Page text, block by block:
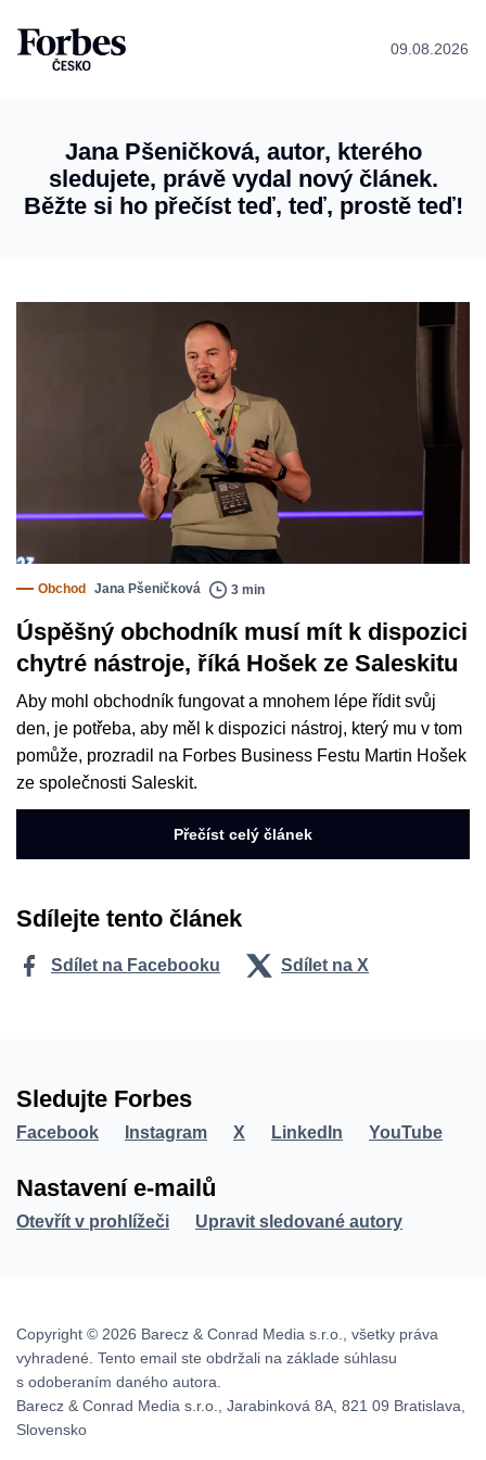
09.08.2026
Jana Pšeničková, autor, kterého
sledujete, právě vydal nový článek.
Běžte si ho přečíst teď, teď, prostě teď!
Obchod Jana Pšeničková 3 min
Úspěšný obchodník musí mít k dispozici
chytré nástroje, říká Hošek ze Saleskitu
Aby mohl obchodník fungovat a mnohem lépe řídit svůj
den, je potřeba, aby měl k dispozici nástroj, který mu v tom
pomůže, prozradil na Forbes Business Festu Martin Hošek
ze společnosti Saleskit.
Přečíst celý článek
Sdílejte tento článek
Sdílet na Facebooku Sdílet na X
Sledujte Forbes
Facebook Instagram X LinkedIn YouTube
Nastavení e-mailů
Otevřít v prohlížeči Upravit sledované autory
Copyright © 2026 Barecz & Conrad Media s.r.o., všetky práva
vyhradené. Tento email ste obdržali na základe súhlasu
s odoberaním daného autora.
Barecz & Conrad Media s.r.o., Jarabinková 8A, 821 09 Bratislava,
Slovensko